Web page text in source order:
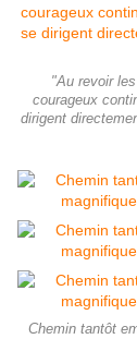
"Au revoir
courageux
dirigent
Chemin tantôt